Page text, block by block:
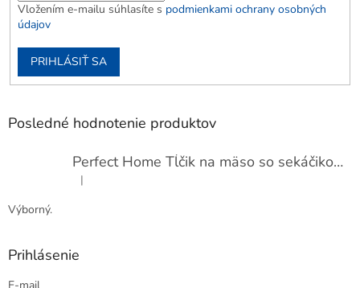
Vložením e-mailu súhlasíte s podmienkami ochrany osobných
údajov
PRIHLÁSIŤ SA
Posledné hodnotenie produktov
Perfect Home Tĺčik na mäso so sekáčikom, 56893
Hodnotenie produktu je 5 z 5 hviezdičiek.
|
Výborný.
Prihlásenie